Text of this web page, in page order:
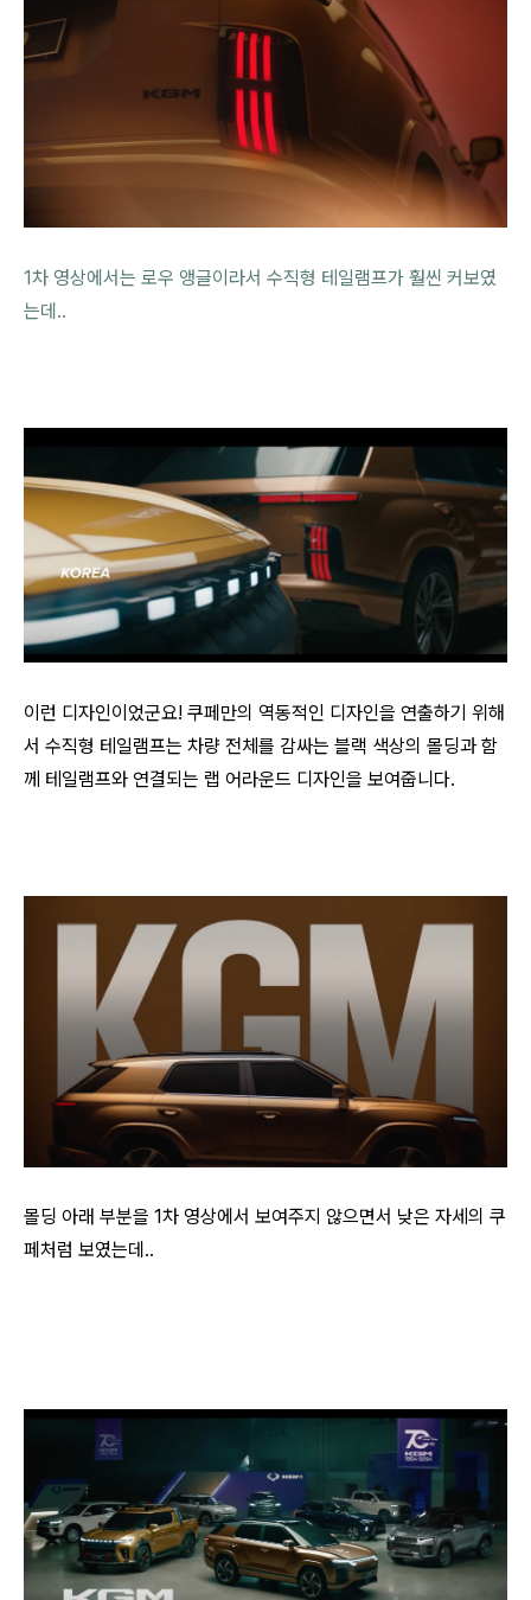
1차 영상에서는 로우 앵글이라서 수직형 테일램프가 훨씬 커보였
는데..
이런 디자인이었군요! 쿠페만의 역동적인 디자인을 연출하기 위해
서 수직형 테일램프는 차량 전체를 감싸는 블랙 색상의 몰딩과 함
께 테일램프와 연결되는 랩 어라운드 디자인을 보여줍니다.
몰딩 아래 부분을 1차 영상에서 보여주지 않으면서 낮은 자세의 쿠
페처럼 보였는데..